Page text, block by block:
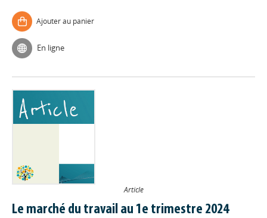
Ajouter au panier
En ligne
Article
Le marché du travail au 1e trimestre 2024